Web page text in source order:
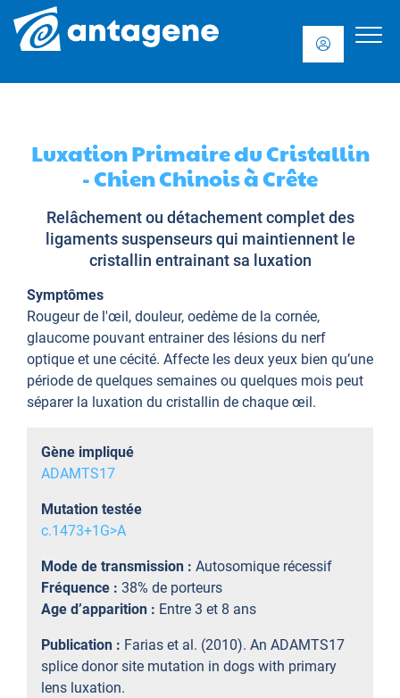
Luxation Primaire du Cristallin
- Chien Chinois à Crête
Relâchement ou détachement complet des
ligaments suspenseurs qui maintiennent le
cristallin entrainant sa luxation
Symptômes
Rougeur de l'œil, douleur, oedème de la cornée,
glaucome pouvant entrainer des lésions du nerf
optique et une cécité. Affecte les deux yeux bien qu’une
période de quelques semaines ou quelques mois peut
séparer la luxation du cristallin de chaque œil.
Gène impliqué
ADAMTS17
Mutation testée
c.1473+1G>A
Mode de transmission : Autosomique récessif
Fréquence : 38% de porteurs
Age d’apparition : Entre 3 et 8 ans
Publication : Farias et al. (2010). An ADAMTS17
splice donor site mutation in dogs with primary
lens luxation.